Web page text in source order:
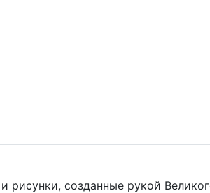
созданные рукой